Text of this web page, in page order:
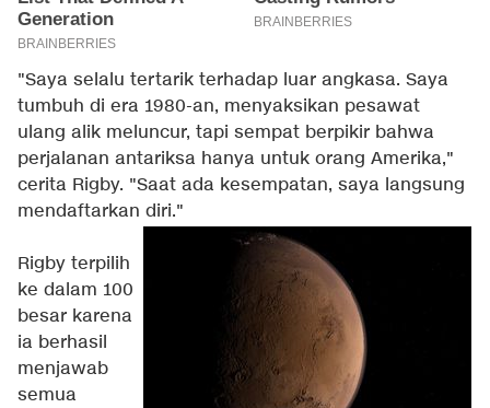
"Saya selalu tertarik terhadap luar angkasa. Saya
tumbuh di era 1980-an, menyaksikan pesawat
ulang alik meluncur, tapi sempat berpikir bahwa
perjalanan antariksa hanya untuk orang Amerika,"
cerita Rigby. "Saat ada kesempatan, saya langsung
mendaftarkan diri."
Rigby terpilih
ke dalam 100
besar karena
ia berhasil
menjawab
semua